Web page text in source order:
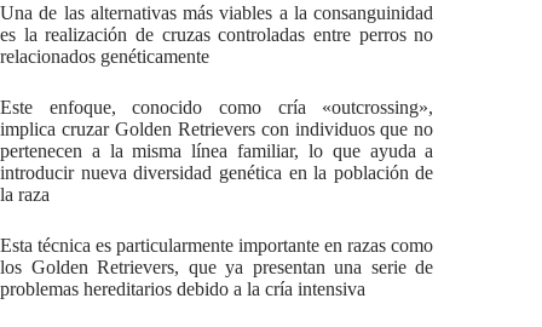
Una de las alternativas más viables a la consanguinidad
es la realización de cruzas controladas entre perros no
relacionados genéticamente
Este enfoque, conocido como cría «outcrossing»,
implica cruzar Golden Retrievers con individuos que no
pertenecen a la misma línea familiar, lo que ayuda a
introducir nueva diversidad genética en la población de
la raza
Esta técnica es particularmente importante en razas como
los Golden Retrievers, que ya presentan una serie de
problemas hereditarios debido a la cría intensiva